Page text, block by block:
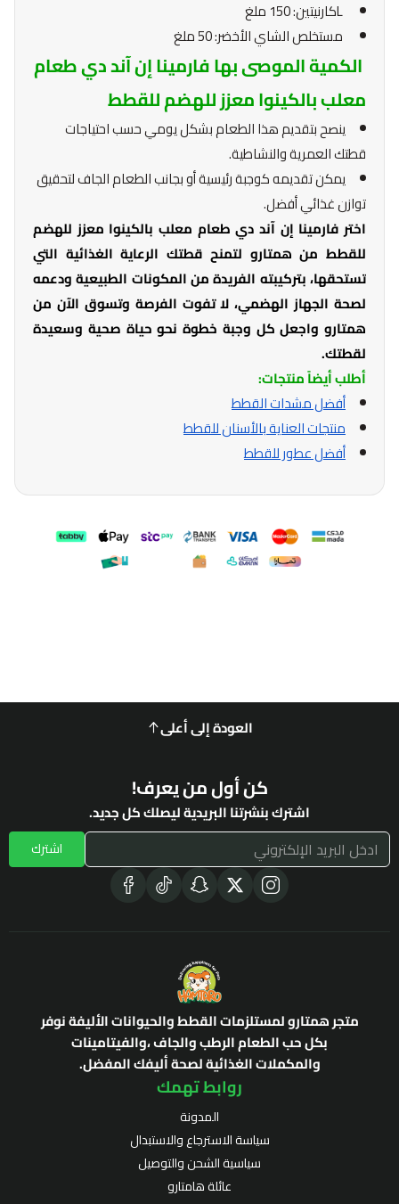
مستخلص الشاي الأخضر: 50 ملغ
الكمية الموصى بها فارمينا إن آند دي طعام
معلب بالكينوا معزز للهضم للقطط
ينصح بتقديم هذا الطعام بشكل يومي حسب احتياجات
قطتك العمرية والنشاطية.
يمكن تقديمه كوجبة رئيسية أو بجانب الطعام الجاف لتحقيق
توازن غذائي أفضل.
اختر فارمينا إن آند دي طعام معلب بالكينوا معزز للهضم
للقطط من همتارو لتمنح قطتك الرعاية الغذائية التي
تستحقها، بتركيبته الفريدة من المكونات الطبيعية ودعمه
لصحة الجهاز الهضمي، لا تفوت الفرصة وتسوق الآن من
همتارو واجعل كل وجبة خطوة نحو حياة صحية وسعيدة
لقطتك.
أطلب أيضاً منتجات:
أفضل مشدات القطط
منتجات العناية بالأسنان للقطط
أفضل عطور للقطط
العودة إلى أعلى
كن أول من يعرف!
اشترك بنشرتنا البريدية ليصلك كل جديد.
اشترك
متجر همتارو لمستلزمات القطط والحيوانات الأليفة نوفر
بكل حب الطعام الرطب والجاف ،والفيتامينات
والمكملات الغذائية لصحة أليفك المفضل.
روابط تهمك
المدونة
سياسة الاسترجاع والاستبدال
سياسية الشحن والتوصيل
عائلة هامتارو